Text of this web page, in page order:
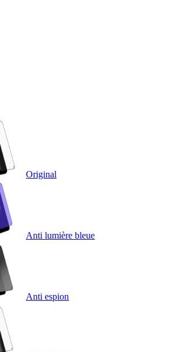
Original
Anti lumière bleue
Anti espion